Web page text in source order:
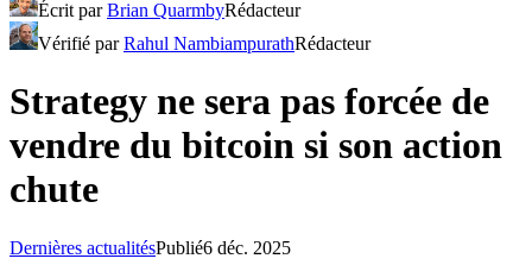
Écrit parBrian QuarmbyRédacteur
Vérifié parRahul NambiampurathRédacteur
Strategy ne sera pas forcée de
vendre du bitcoin si son action
chute
Dernières actualitésPublié6 déc. 2025